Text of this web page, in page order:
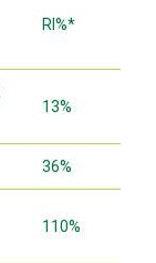
RI%*
13%
36%
110%